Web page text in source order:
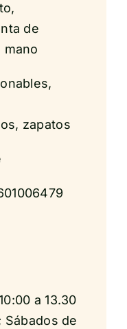
de
mano
zapatos
a 13.30
Sábados de